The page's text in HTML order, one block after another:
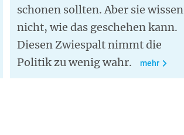
schonen sollten. Aber sie wissen
nicht, wie das geschehen kann.
Diesen Zwiespalt nimmt die
Politik zu wenig wahr.
mehr